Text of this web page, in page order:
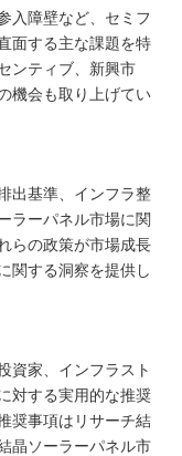
入障壁など、セミフ
面する主な課題を特
ンティブ、新興市
機会も取り上げてい
出基準、インフラ整
ラーパネル市場に関
らの政策が市場成長
関する洞察を提供し
資家、インフラスト
対する実用的な推奨
奨事項はリサーチ結
晶ソーラーパネル市